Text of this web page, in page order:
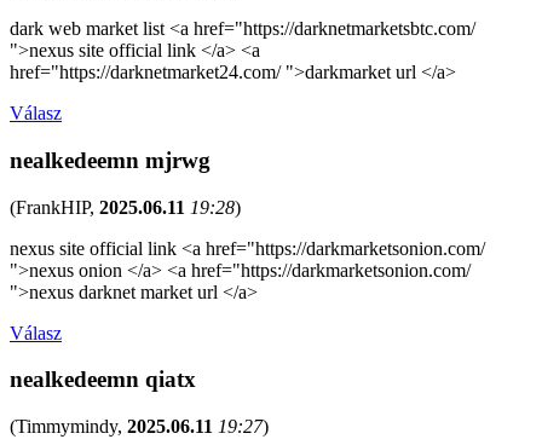
dark web market list <a href="https://darknetmarketsbtc.com/
">nexus site official link </a> <a
href="https://darknetmarket24.com/ ">darkmarket url </a>
Válasz
nealkedeemn mjrwg
(FrankHIP, 2025.06.11 19:28)
nexus site official link <a href="https://darkmarketsonion.com/
">nexus onion </a> <a href="https://darkmarketsonion.com/
">nexus darknet market url </a>
Válasz
nealkedeemn qiatx
(Timmymindy, 2025.06.11 19:27)